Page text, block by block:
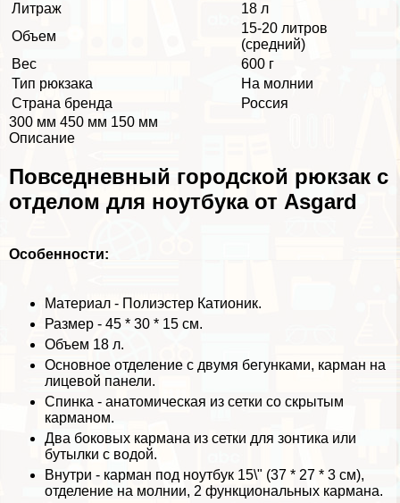
Литраж
18 л
Объем
15-20 литров
(средний)
Вес
600 г
Тип рюкзака
На молнии
Страна бренда
Россия
300 мм 450 мм 150 мм
Описание
Повседневный городской рюкзак с
отделом для ноутбука от Asgard
Особенности:
Материал - Полиэстер Катионик.
Размер - 45 * 30 * 15 см.
Объем 18 л.
Основное отделение с двумя бегунками, карман на
лицевой панели.
Спинка - анатомическая из сетки со скрытым
карманом.
Два боковых кармана из сетки для зонтика или
бутылки с водой.
Внутри - карман под ноутбук 15\" (37 * 27 * 3 см),
отделение на молнии, 2 функциональных кармана.